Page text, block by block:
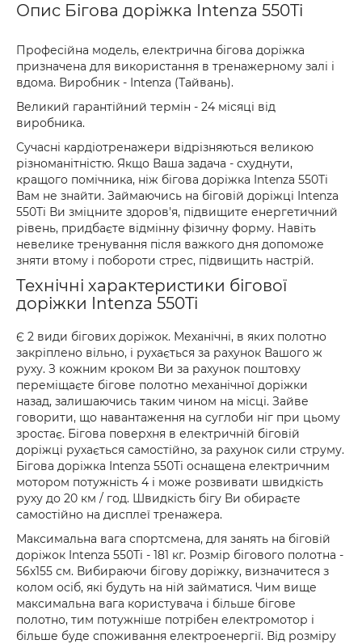
Опис Бігова доріжка Intenza 550Ti
Професійна модель, електрична бігова доріжка
призначена для використання в тренажерному залі і
вдома. Виробник - Intenza (Тайвань).
Великий гарантійний термін - 24 місяці від
виробника.
Сучасні кардіотренажери відрізняються великою
різноманітністю. Якщо Ваша задача - схуднути,
кращого помічника, ніж бігова доріжка Intenza 550Ti
Вам не знайти. Займаючись на біговій доріжці Intenza
550Ti Ви зміцните здоров'я, підвищите енергетичний
рівень, придбаєте відмінну фізичну форму. Навіть
невелике тренування після важкого дня допоможе
зняти втому і побороти стрес, підвищить настрій.
Технічні характеристики бігової
доріжки Intenza 550Ti
Є 2 види бігових доріжок. Механічні, в яких полотно
закріплено вільно, і рухається за рахунок Вашого ж
руху. З кожним кроком Ви за рахунок поштовху
переміщаєте бігове полотно механічної доріжки
назад, залишаючись таким чином на місці. Зайве
говорити, що навантаження на суглоби ніг при цьому
зростає. Бігова поверхня в електричній біговій
доріжці рухається самостійно, за рахунок сили струму.
Бігова доріжка Intenza 550Ti оснащена електричним
мотором потужність 4 і може розвивати швидкість
руху до 20 км / год. Швидкість бігу Ви обираєте
самостійно на дисплеї тренажера.
Максимальна вага спортсмена, для занять на біговій
доріжок Intenza 550Ti - 181 кг. Розмір бігового полотна -
56x155 см. Вибираючи бігову доріжку, визначитеся з
колом осіб, які будуть на ній займатися. Чим вище
максимальна вага користувача і більше бігове
полотно, тим потужніше потрібен електромотор і
більше буде споживання електроенергії. Від розміру